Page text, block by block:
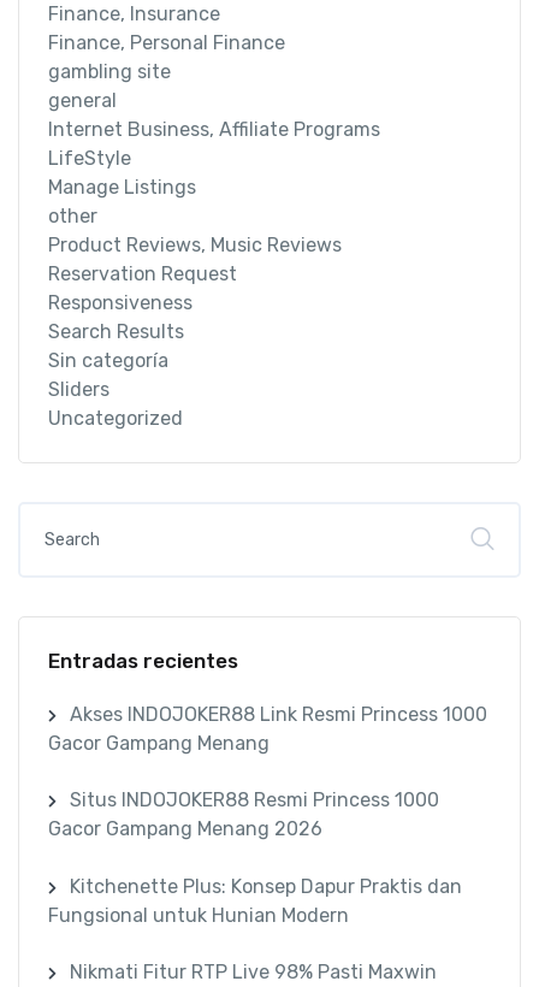
Finance, Insurance
Finance, Personal Finance
gambling site
general
Internet Business, Affiliate Programs
LifeStyle
Manage Listings
other
Product Reviews, Music Reviews
Reservation Request
Responsiveness
Search Results
Sin categoría
Sliders
Uncategorized
Entradas recientes
Akses INDOJOKER88 Link Resmi Princess 1000
Gacor Gampang Menang
Situs INDOJOKER88 Resmi Princess 1000
Gacor Gampang Menang 2026
Kitchenette Plus: Konsep Dapur Praktis dan
Fungsional untuk Hunian Modern
Nikmati Fitur RTP Live 98% Pasti Maxwin